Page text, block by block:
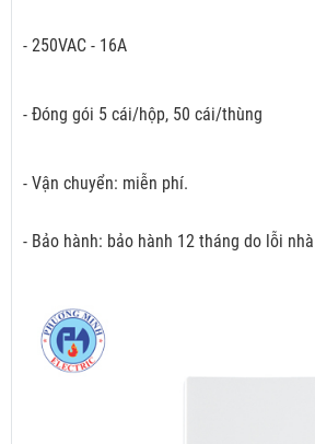
- 250VAC - 16A
- Đóng gói 5 cái/hộp, 50 cái/thùng
- Vận chuyển: miễn phí.
- Bảo hành: bảo hành 12 tháng do lỗi